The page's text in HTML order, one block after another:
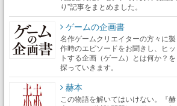
り”記事をまとめました。
ゲームの企画書
名作ゲームクリエイターの方々に製
作時のエピソードをお聞きし、ヒッ
トする企画（ゲーム）とは何か？を
探っていきます。
赫本
この物語を解いてはいけない。『赫